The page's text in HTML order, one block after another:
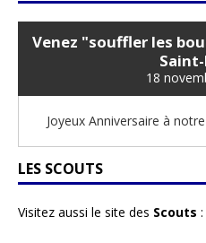
Venez "souffler les
18
Joyeux Anniversaire à
LES SCOUTS
Visitez aussi le site des Scouts :